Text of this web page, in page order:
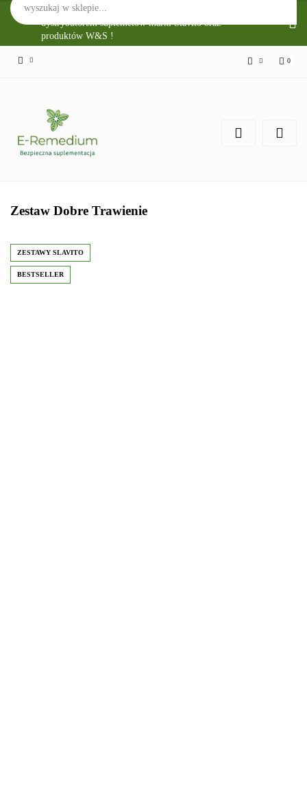
Sklep Internetowy E-Remedium jest głównym
dystrybutorem suplemetów marki Slavito oraz
produktów W&S !
0
Zestaw Dobre Trawienie
ZESTAWY SLAVITO
BESTSELLER